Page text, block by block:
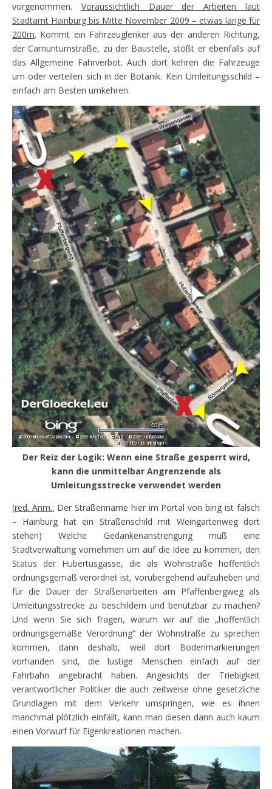
vorgenommen. Voraussichtlich Dauer der Arbeiten laut
Stadtamt Hainburg bis Mitte November 2009 – etwas lange für
200m. Kommt ein Fahrzeuglenker aus der anderen Richtung,
der Carnuntumstraße, zu der Baustelle, stößt er ebenfalls auf
das Allgemeine Fahrverbot. Auch dort kehren die Fahrzeuge
um oder verteilen sich in der Botanik. Kein Umleitungsschild –
einfach am Besten umkehren.
Der Reiz der Logik: Wenn eine Straße gesperrt wird,
kann die unmittelbar Angrenzende als
Umleitungsstrecke verwendet werden
(red. Anm.: Der Straßenname hier im Portal von bing ist falsch
– Hainburg hat ein Straßenschild mit Weingartenweg dort
stehen) Welche Gedankenanstrengung muß eine
Stadtverwaltung vornehmen um auf die Idee zu kommen, den
Status der Hubertusgasse, die als Wohnstraße hoffentlich
ordnungsgemäß verordnet ist, vorübergehend aufzuheben und
für die Dauer der Straßenarbeiten am Pfaffenbergweg als
Umleitungsstrecke zu beschildern und benützbar zu machen?
Und wenn Sie sich fragen, warum wir auf die „hoffentlich
ordnungsgemäße Verordnung“ der Wohnstraße zu sprechen
kommen, dann deshalb, weil dort Bodenmarkierungen
vorhanden sind, die lustige Menschen einfach auf der
Fahrbahn angebracht haben. Angesichts der Triebigkeit
verantwortlicher Politiker die auch zeitweise ohne gesetzliche
Grundlagen mit dem Verkehr umspringen, wie es ihnen
manchmal plötzlich einfällt, kann man diesen dann auch kaum
einen Vorwurf für Eigenkreationen machen.